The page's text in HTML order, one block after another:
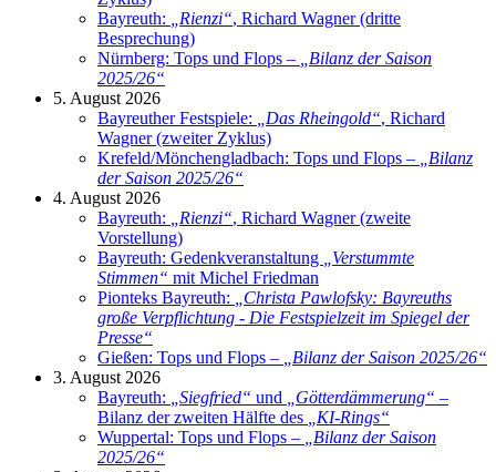
Bayreuth:
Rienzi“, Richard Wagner (dritte
Besprechung)
Nürnberg: Tops und Flops –
Bilanz der Saison
2025/26“
5. August 2026
Bayreuther Festspiele:
Das Rheingold“, Richard
Wagner (zweiter Zyklus)
Krefeld/Mönchengladbach: Tops und Flops –
Bilanz
der Saison 2025/26“
4. August 2026
Bayreuth:
Rienzi“, Richard Wagner (zweite
Vorstellung)
Bayreuth: Gedenkveranstaltung
Verstummte
Stimmen“ mit Michel Friedman
Pionteks Bayreuth:
Christa Pawlofsky: Bayreuths
große Verpflichtung - Die Festspielzeit im Spiegel der
Presse“
Gießen: Tops und Flops –
Bilanz der Saison 2025/26“
3. August 2026
Bayreuth:
„Siegfried“ und Götterdämmerung“ –
Bilanz der zweiten Hälfte des
KI-Rings“
Wuppertal: Tops und Flops –
Bilanz der Saison
2025/26“